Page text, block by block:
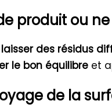
produit ou
laisser des résidus
le bon équilibre et
de la